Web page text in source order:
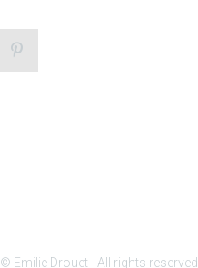
© Emilie Drouet - All rights reserved